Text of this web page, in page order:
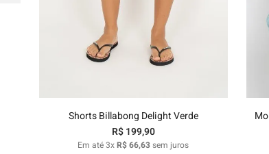
P M
Shorts Billabong Delight Verde
R$199,90
Em até3xR$66,63sem juros